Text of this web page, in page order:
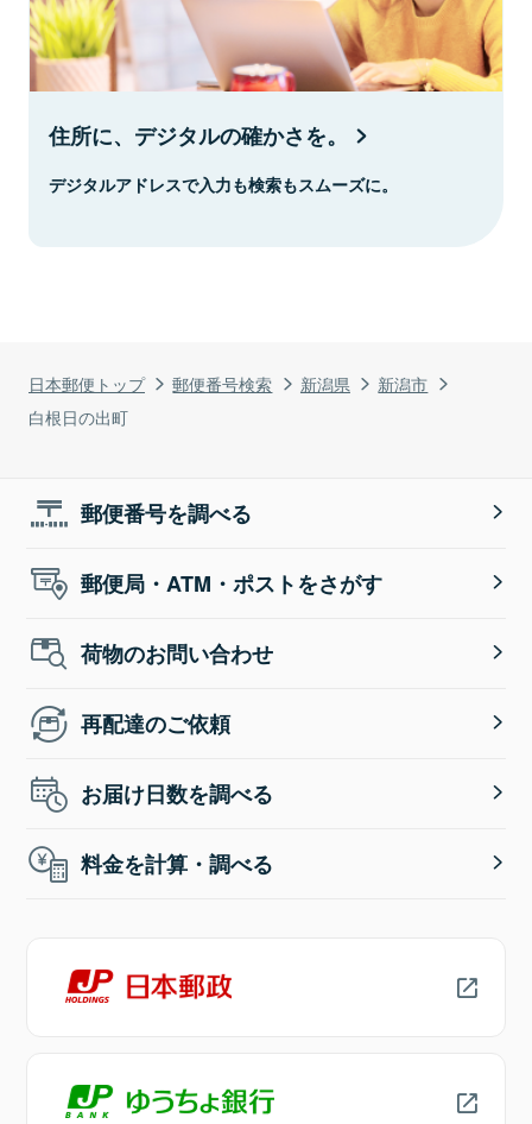
日本郵便トップ 郵便番号検索 新潟県
新潟市
白根日の出町
住所に、デジタルの確かさを。
デジタルアドレスで入力も検索もスムーズに。
郵便番号を調べる
郵便局・ATM・ポストをさがす
荷物のお問い合わせ
再配達のご依頼
お届け日数を調べる
料金を計算・調べる